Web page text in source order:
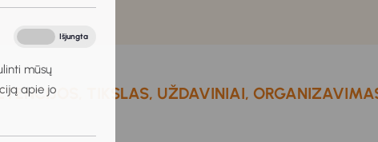
Išjungta
mūsų
apie jo
TIKSLAS, UŽDAVINIAI,